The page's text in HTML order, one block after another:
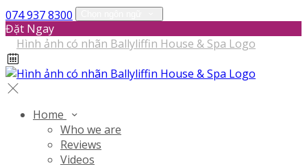
074 937 8300
Đặt Ngay
Home
Who we are
Reviews
Videos